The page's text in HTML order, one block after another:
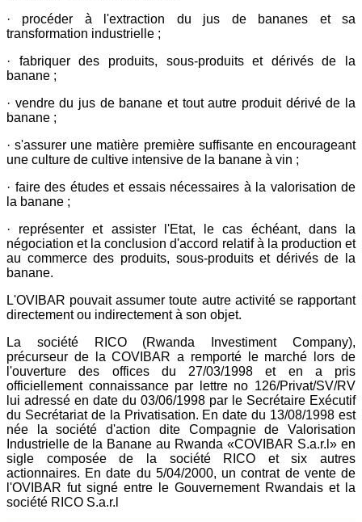
· procéder à l'extraction du jus de bananes et sa
transformation industrielle ;
· fabriquer des produits, sous-produits et dérivés de la
banane ;
· vendre du jus de banane et tout autre produit dérivé de la
banane ;
· s'assurer une matière première suffisante en encourageant
une culture de cultive intensive de la banane à vin ;
· faire des études et essais nécessaires à la valorisation de
la banane ;
· représenter et assister l'Etat, le cas échéant, dans la
négociation et la conclusion d'accord relatif à la production et
au commerce des produits, sous-produits et dérivés de la
banane.
L'OVIBAR pouvait assumer toute autre activité se rapportant
directement ou indirectement à son objet.
La société RICO (Rwanda Investiment Company),
précurseur de la COVIBAR a remporté le marché lors de
l'ouverture des offices du 27/03/1998 et en a pris
officiellement connaissance par lettre no 126/Privat/SV/RV
lui adressé en date du 03/06/1998 par le Secrétaire Exécutif
du Secrétariat de la Privatisation. En date du 13/08/1998 est
née la société d'action dite Compagnie de Valorisation
Industrielle de la Banane au Rwanda «COVIBAR S.a.r.l» en
sigle composée de la société RICO et six autres
actionnaires. En date du 5/04/2000, un contrat de vente de
l'OVIBAR fut signé entre le Gouvernement Rwandais et la
société RICO S.a.r.l